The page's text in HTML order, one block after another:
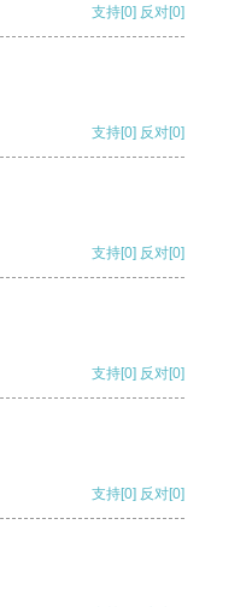
支持[0] 反对[0]
支持[0] 反对[0]
支持[0] 反对[0]
支持[0] 反对[0]
支持[0] 反对[0]